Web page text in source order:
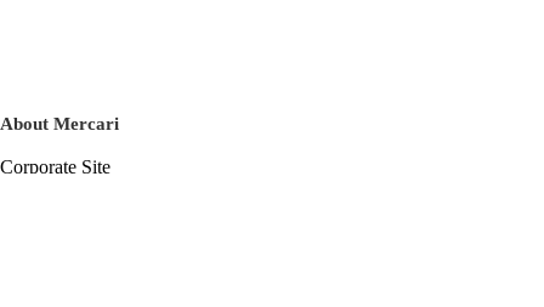
About Mercari
Corporate Site